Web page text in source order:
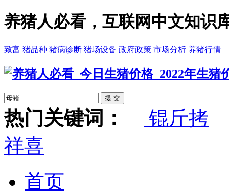
养猪人必看，互联网中文知识
致富 猪品种 猪病诊断 猪场设备 政府政策 市场分析 养猪行情
热门关键词：
锟斤拷
祥喜
首页